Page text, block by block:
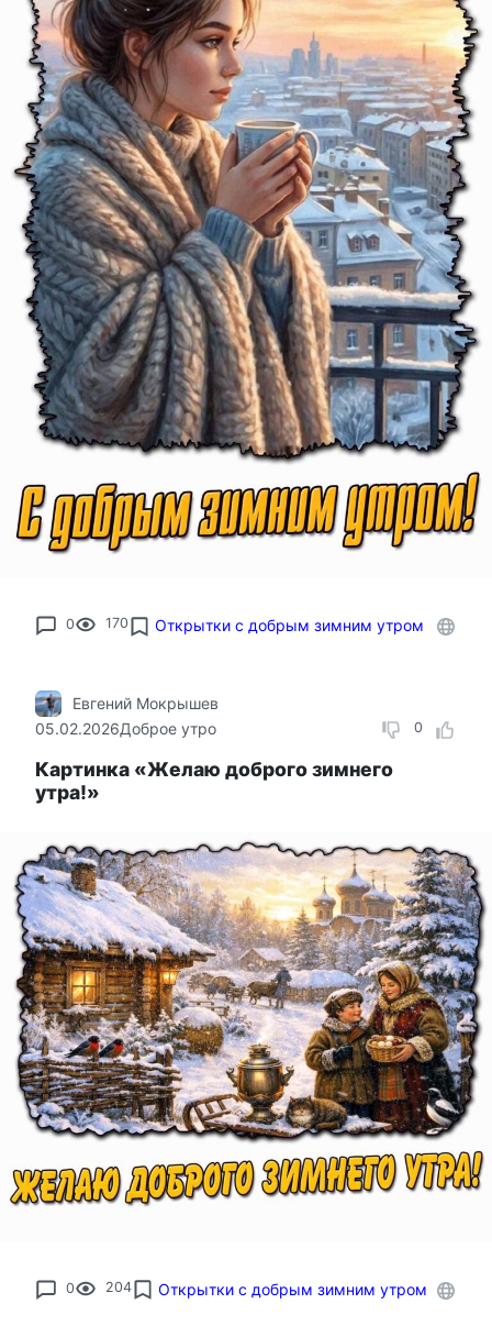
0 170 Открытки с добрым зимним утром
0
Евгений Мокрышев
05.02.2026Доброе утро
Картинка «Желаю доброго зимнего
утра!»
0 204 Открытки с добрым зимним утром